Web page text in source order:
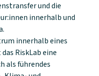
und die
innerhalb und
innerhalb eines
RiskLab eine
als führendes